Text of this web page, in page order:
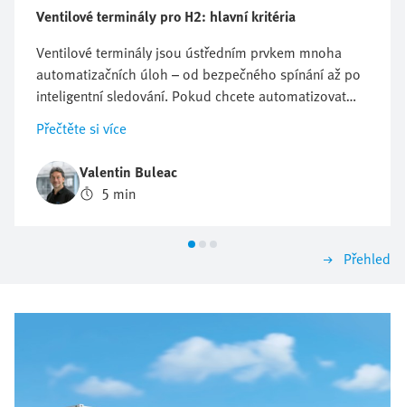
Ventilové terminály pro H2: hlavní kritéria
Ventilové terminály jsou ústředním prvkem mnoha
automatizačních úloh – od bezpečného spínání až po
inteligentní sledování. Pokud chcete automatizovat
zařízení v hodnotovém řetězci vodíku, nesmíte se
vyhnout klíčové otázce: které ventilové terminály jsou
pro mě ty pravé? Nelze dát paušální odpověď, protože
požadavky se u různých aplikací výrazně liší. Právě
proto se vyplatí strukturovat výběr podle
dnes přesvědčí a zítra snadno poroste s Vámi.
Přečtěte si více
Valentin Buleac
5 min
Přehled